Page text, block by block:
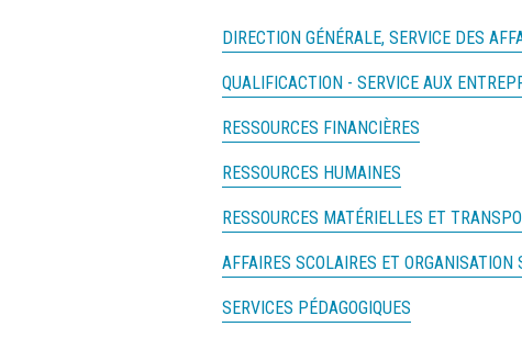
DIRECTION GÉNÉRALE, SERVICE DES
QUALIFICACTION - SERVICE AUX
RESSOURCES FINANCIÈRES
RESSOURCES HUMAINES
RESSOURCES MATÉRIELLES ET
AFFAIRES SCOLAIRES ET ORGANISATION
SERVICES PÉDAGOGIQUES